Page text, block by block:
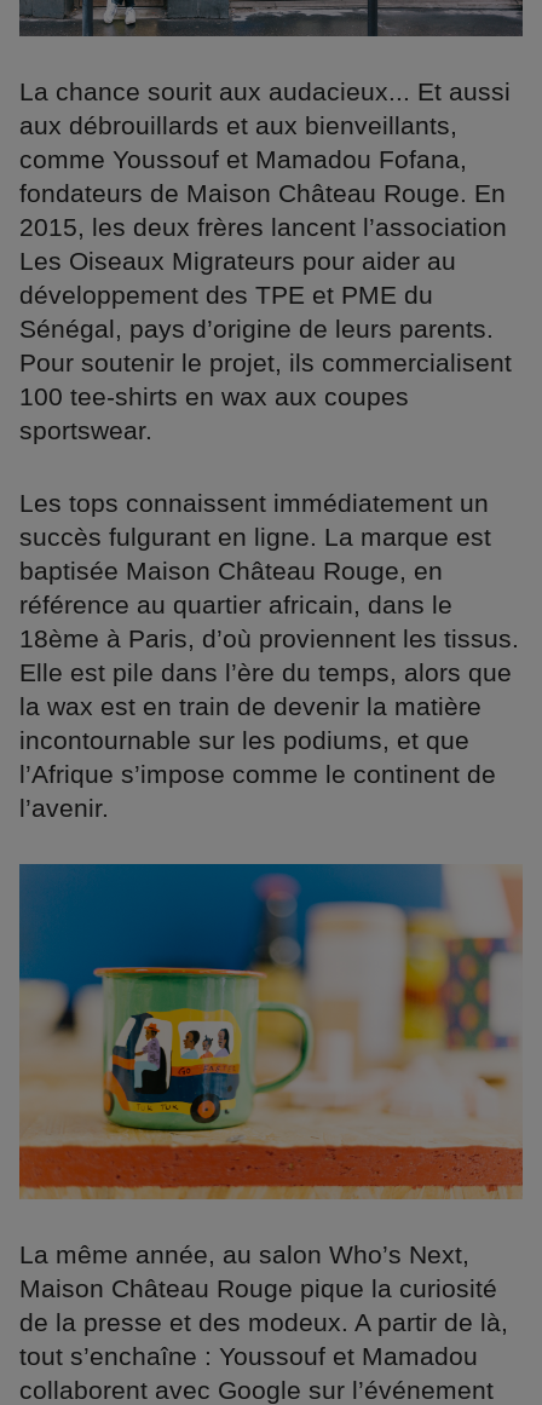
La chance sourit aux audacieux... Et aussi
aux débrouillards et aux bienveillants,
comme Youssouf et Mamadou Fofana,
fondateurs de Maison Château Rouge. En
2015, les deux frères lancent l’association
Les Oiseaux Migrateurs pour aider au
développement des TPE et PME du
Sénégal, pays d’origine de leurs parents.
Pour soutenir le projet, ils commercialisent
100 tee-shirts en wax aux coupes
sportswear.
Les tops connaissent immédiatement un
succès fulgurant en ligne. La marque est
baptisée Maison Château Rouge, en
référence au quartier africain, dans le
18ème à Paris, d’où proviennent les tissus.
Elle est pile dans l’ère du temps, alors que
la wax est en train de devenir la matière
incontournable sur les podiums, et que
l’Afrique s’impose comme le continent de
l’avenir.
La même année, au salon Who’s Next,
Maison Château Rouge pique la curiosité
de la presse et des modeux. A partir de là,
tout s’enchaîne : Youssouf et Mamadou
collaborent avec Google sur l’événement